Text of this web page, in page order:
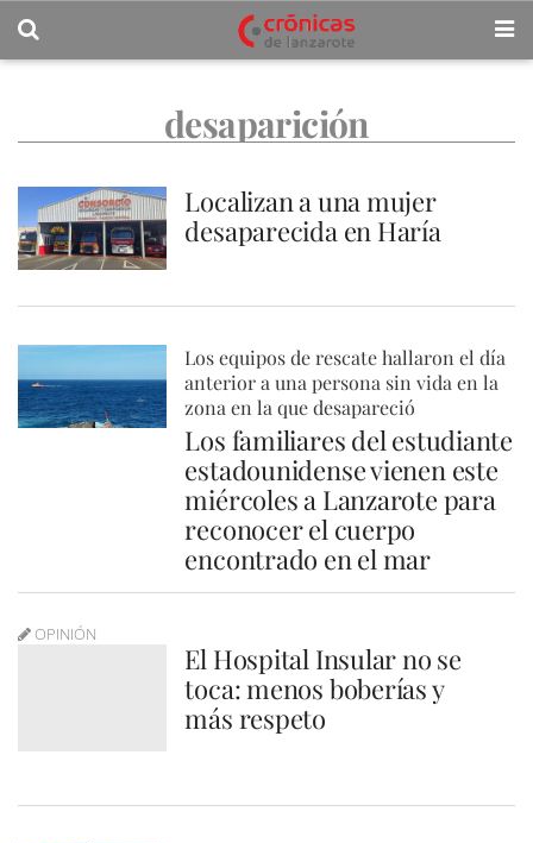
desaparición
Localizan a una mujer
desaparecida en Haría
Los equipos de rescate hallaron el día
anterior a una persona sin vida en la
zona en la que desapareció
Los familiares del estudiante
estadounidense vienen este
miércoles a Lanzarote para
reconocer el cuerpo
encontrado en el mar
OPINIÓN
El Hospital Insular no se
toca: menos boberías y
más respeto